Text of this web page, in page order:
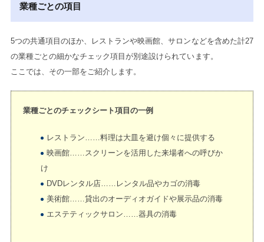
業種ごとの項目
5つの共通項目のほか、レストランや映画館、サロンなどを含めた計27
の業種ごとの細かなチェック項目が別途設けられています。
ここでは、その一部をご紹介します。
業種ごとのチェックシート項目の一例
レストラン……料理は大皿を避け個々に提供する
映画館……スクリーンを活用した来場者への呼びか
け
DVDレンタル店……レンタル品やカゴの消毒
美術館……貸出のオーディオガイドや展示品の消毒
エステティックサロン……器具の消毒